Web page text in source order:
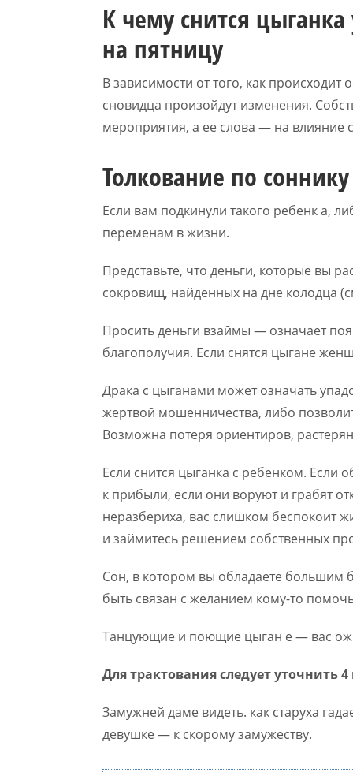
К чему снится цыганка
на пятницу
В зависимости от того, как
сновидца произойдут изменения.
мероприятия, а ее слова — на влияние
Толкование по
Если вам подкинули такого ребенк а,
переменам в жизни.
Представьте, что деньги, которые вы
сокровищ, найденных на дне колодца
Просить деньги взаймы — означает
благополучия. Если снятся цыгане
Драка с цыганами может означать
жертвой мошенничества, либо
Возможна потеря ориентиров,
Если снится цыганка с ребенком. Если
к прибыли, если они воруют и грабят
неразбериха, вас слишком беспокоит
и займитесь решением собственных
Сон, в котором вы обладаете большим
быть связан с желанием кому-то
Танцующие и поющие цыган е — вас
Для трактования следует уточнить
Замужней даме видеть. как старуха
девушке — к скорому замужеству.